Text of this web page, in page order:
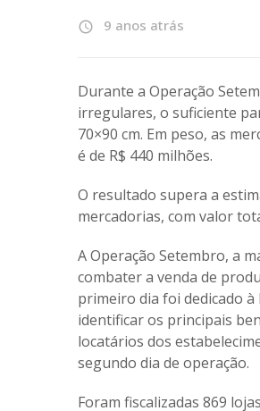
access_time 9 anos atrás
Durante a Operação
irregulares, o suficiente
70×90 cm. Em peso, as
é de R$ 440 milhões.
O resultado supera a
mercadorias, com valor
A Operação Setembro, a
combater a venda de
primeiro dia foi dedicado
identificar os principais
locatários dos
segundo dia de operação.
Foram fiscalizadas 869